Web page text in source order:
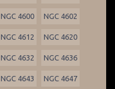
NGC 4600 NGC 4602
NGC 4612 NGC 4620
NGC 4632 NGC 4636
NGC 4643 NGC 4647